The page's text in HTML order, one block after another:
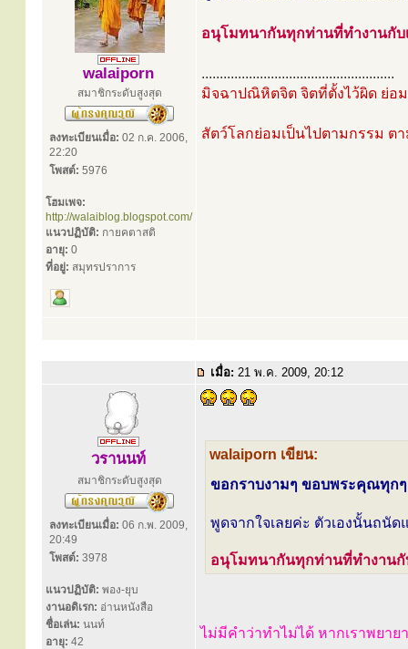
walaiporn
สมาชิกระดับสูงสุด
ลงทะเบียนเมื่อ: 02 ก.ค. 2006,
22:20
โพสต์: 5976
โฮมเพจ:
http://walaiblog.blogspot.com/
แนวปฏิบัติ: กายคตาสติ
อายุ: 0
ที่อยู่: สมุทรปราการ
อนุโมทนากันทุกท่านที่ทำงานกับ
.....................................................
มิจฉาปณิหิตจิต จิตที่ตั้งไว้ผิด ย่อ
สัตว์โลกย่อมเป็นไปตามกรรม ต
เมื่อ: 21 พ.ค. 2009, 20:12
วรานนท์
สมาชิกระดับสูงสุด
ลงทะเบียนเมื่อ: 06 ก.พ. 2009,
20:49
โพสต์: 3978
แนวปฏิบัติ: พอง-ยุบ
งานอดิเรก: อ่านหนังสือ
ชื่อเล่น: นนท์
อายุ: 42
walaiporn เขียน:
ขอกราบงามๆ ขอบพระคุณทุกๆ
พูดจากใจเลยค่ะ ตัวเองนั้นถนั
อนุโมทนากันทุกท่านที่ทำงานกั
ไม่มีคำว่าทำไม่ได้ หากเราพยาย